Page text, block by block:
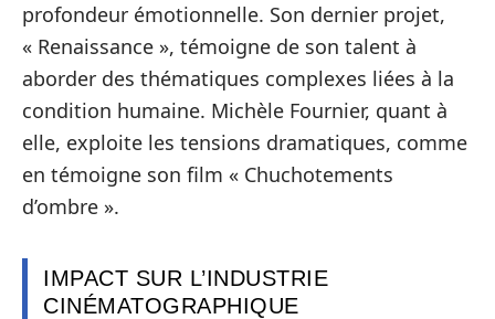
profondeur émotionnelle. Son dernier projet,
« Renaissance », témoigne de son talent à
aborder des thématiques complexes liées à la
condition humaine. Michèle Fournier, quant à
elle, exploite les tensions dramatiques, comme
en témoigne son film « Chuchotements
d’ombre ».
IMPACT SUR L’INDUSTRIE
CINÉMATOGRAPHIQUE